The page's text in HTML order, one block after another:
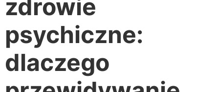
zdrowie
psychiczne:
dlaczego